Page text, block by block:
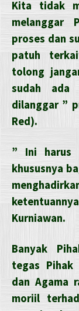
Kita tidak
melanggar
proses dan
patuh
tolong
sudah ada
dilanggar ”
Red).
” Ini harus
khususnya
Kurniawan.
Banyak
tegas Pihak
dan Agama
moriil